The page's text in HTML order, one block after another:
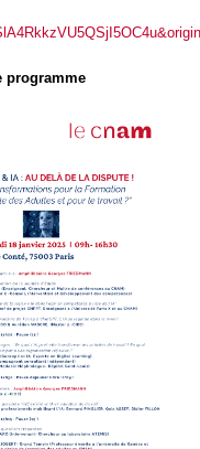
programme